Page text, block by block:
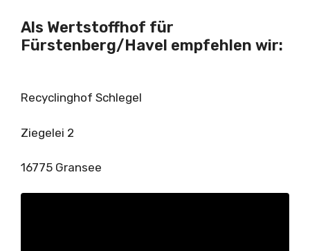
Als Wertstoffhof für
Fürstenberg/Havel empfehlen wir:
Recyclinghof Schlegel
Ziegelei 2
16775 Gransee